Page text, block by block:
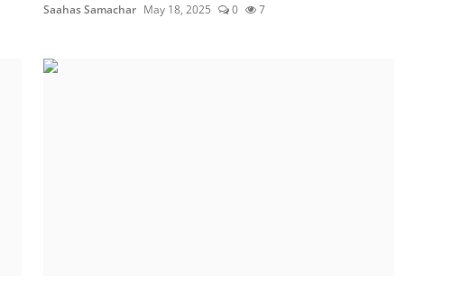
Saahas Samachar May 18, 2025 0 7